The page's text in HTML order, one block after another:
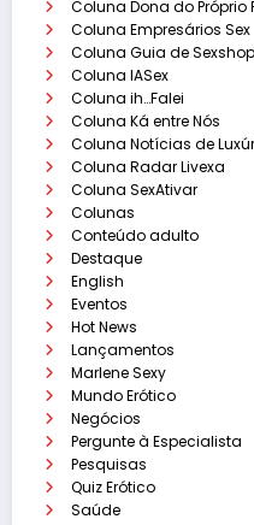
Coluna Dona do Próprio
Coluna Empresários Sex
Coluna Guia de Sexshop
Coluna IASex
Coluna ih…Falei
Coluna Ká entre Nós
Coluna Notícias de
Coluna Radar Livexa
Coluna SexAtivar
Colunas
Conteúdo adulto
Destaque
English
Eventos
Hot News
Lançamentos
Marlene Sexy
Mundo Erótico
Negócios
Pergunte à Especialista
Pesquisas
Quiz Erótico
Saúde